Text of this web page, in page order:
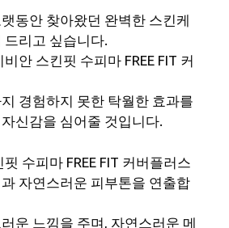
동안 찾아왔던 완벽한 스킨케
드리고 싶습니다.
안 스킨핏 수피마 FREE FIT 커
경험하지 못한 탁월한 효과를
신감을 심어줄 것입니다.
수피마 FREE FIT 커버플러스
자연스러운 피부톤을 연출합
운 느낌을 주며, 자연스러운 메